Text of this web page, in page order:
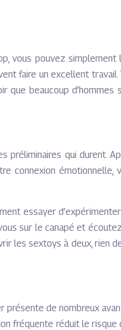
vous pouvez simplement
faire un excellent travail.
beaucoup d’hommes
préliminaires qui durent.
connexion émotionnelle,
essayer
sur le canapé et
les sextoys à deux, rien
de nombreux
fréquente réduit le